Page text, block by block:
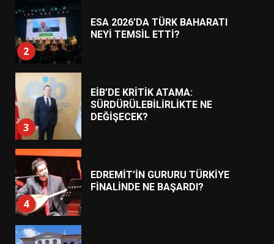
2
ESA 2026’DA TÜRK BAHARATI
NEYİ TEMSİL ETTİ?
3
EİB’DE KRİTİK ATAMA:
SÜRDÜRÜLEBİLİRLİKTE NE
DEĞİŞECEK?
4
EDREMİT’İN GURURU TÜRKİYE
FİNALİNDE NE BAŞARDI?